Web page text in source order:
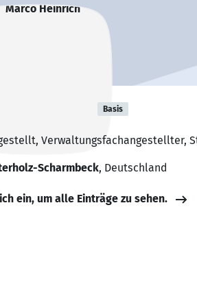
Heinrich Basis
Verwaltungsfachangestellter,
Scharmbeck, Deutschland
ein, um alle Einträge zu sehen.